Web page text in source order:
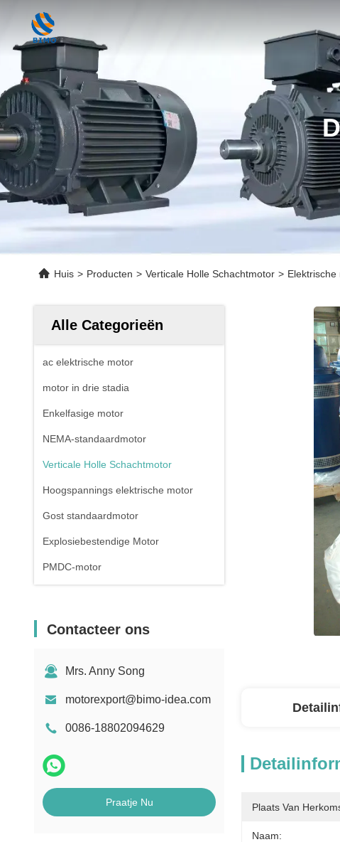
Huis > Producten > Verticale Holle Schachtmotor >
Alle Categorieën
ac elektrische motor
motor in drie stadia
Enkelfasige motor
NEMA-standaardmotor
Verticale Holle Schachtmotor
Hoogspannings elektrische motor
Gost standaardmotor
Explosiebestendige Motor
PMDC-motor
Contacteer ons
Mrs. Anny Song
motorexport@bimo-idea.com
0086-18802094629
Praatje Nu Plaats Van
Naam: